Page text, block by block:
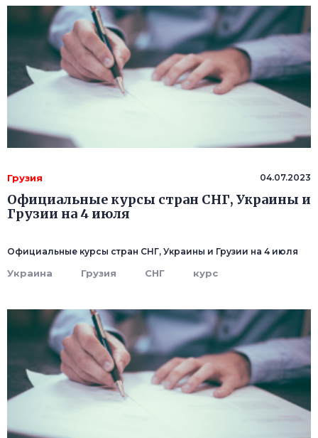
Грузия 04.07.2023
Официальные курсы стран СНГ, Украины и
Грузии на 4 июля
Официальные курсы стран СНГ, Украины и Грузии на 4 июля
Украина Грузия СНГ курс